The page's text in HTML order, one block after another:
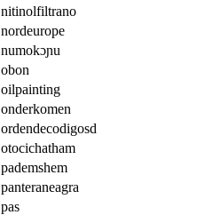
nitinolfiltrano
nordeurope
numokɔɲu
obon
oilpainting
onderkomen
ordendecodigosd
otocichatham
pademshem
panteraneagra
pas